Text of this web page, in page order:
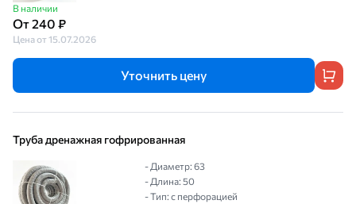
В наличии
От 240 ₽
Цена от 15.07.2026
Уточнить цену
Труба дренажная гофрированная
- Диаметр: 63
- Длина: 50
- Тип: с перфорацией